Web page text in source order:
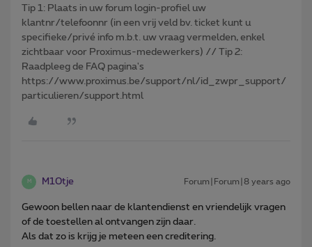
Tip 1: Plaats in uw forum login-profiel uw
klantnr/telefoonnr (in een vrij veld bv. ticket kunt u
specifieke/privé info m.b.t. uw vraag vermelden, enkel
zichtbaar voor Proximus-medewerkers) // Tip 2:
Raadpleeg de FAQ pagina's
https://www.proximus.be/support/nl/id_zwpr_support/
particulieren/support.html
M M10tje Forum|Forum|8 years ago
Gewoon bellen naar de klantendienst en vriendelijk vragen
of de toestellen al ontvangen zijn daar.
Als dat zo is krijg je meteen een creditering.